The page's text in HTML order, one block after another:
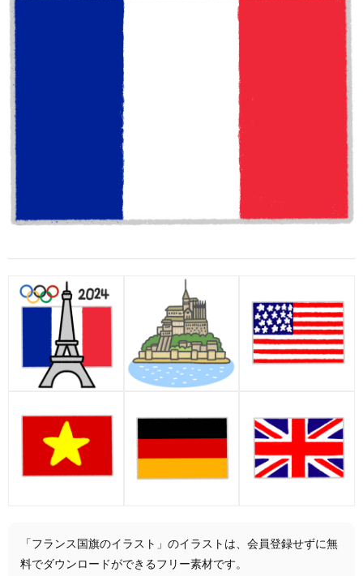
「フランス国旗のイラスト」のイラストは、会員登録せずに無
料でダウンロードができるフリー素材です。